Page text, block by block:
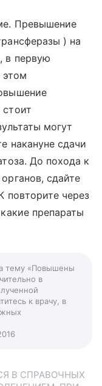
Превышение
) на
в первую
этом
могут
накануне сдачи
До похода к
сдайте
повторите через
препараты
тему «Повышены
в
к врачу, в
В СПРАВОЧНЫХ